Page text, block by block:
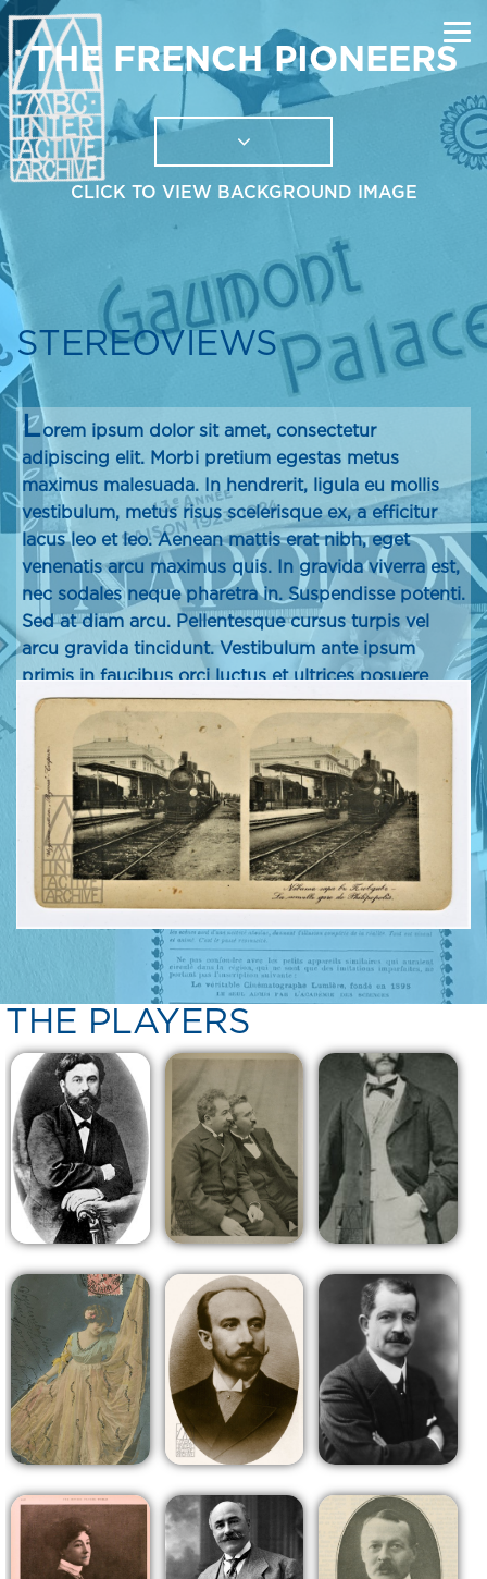
THE FRENCH PIONEERS
CLICK TO VIEW BACKGROUND IMAGE
STEREOVIEWS
Lorem ipsum dolor sit amet, consectetur
adipiscing elit. Morbi pretium egestas metus
maximus malesuada. In hendrerit, ligula eu mollis
vestibulum, metus risus scelerisque ex, a efficitur
lacus leo et leo. Aenean mattis erat nibh, eget
venenatis arcu maximus quis. In gravida viverra est,
nec sodales neque pharetra in. Suspendisse potenti.
Sed at diam arcu. Pellentesque cursus turpis vel
arcu gravida tincidunt. Vestibulum ante ipsum
primis in faucibus orci luctus et ultrices posuere
cubilia Curae; Curabitur non cursus enim, a
hendrerit sapien. Suspendisse eros tortor,
ullamcorper ut turpis at, pretium porttitor nunc.
Pellentesque porta mi ac enim placerat lacinia.
THE PLAYERS